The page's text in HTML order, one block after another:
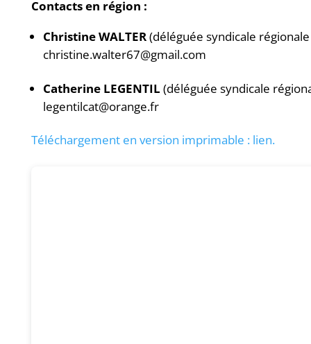
Contacts en région :
Christine WALTER(déléguée syndicale
christine.walter67@gmail.com
Catherine LEGENTIL (déléguée syndicale
legentilcat@orange.fr
Téléchargement en version imprimable : lien.